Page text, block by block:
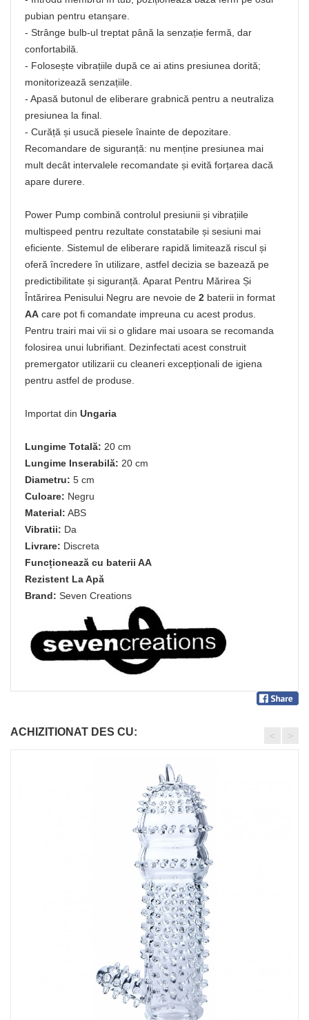
pubian pentru etanșare.
- Strânge bulb-ul treptat până la senzație fermă, dar
confortabilă.
- Folosește vibrațiile după ce ai atins presiunea dorită;
monitorizează senzațiile.
- Apasă butonul de eliberare grabnică pentru a neutraliza
presiunea la final.
- Curăță și usucă piesele înainte de depozitare.
Recomandare de siguranță: nu menține presiunea mai
mult decât intervalele recomandate și evită forțarea dacă
apare durere.
Power Pump combină controlul presiunii și vibrațiile
multispeed pentru rezultate constatabile și sesiuni mai
eficiente. Sistemul de eliberare rapidă limitează riscul și
oferă încredere în utilizare, astfel decizia se bazează pe
predictibilitate și siguranță. Aparat Pentru Mărirea Și
Întărirea Penisului Negru are nevoie de 2 baterii in format
AA care pot fi comandate impreuna cu acest produs.
Pentru trairi mai vii si o glidare mai usoara se recomanda
folosirea unui lubrifiant. Dezinfectati acest construit
premergator utilizarii cu cleaneri excepționali de igiena
pentru astfel de produse.
Importat din Ungaria
Lungime Totală: 20 cm
Lungime Inserabilă: 20 cm
Diametru: 5 cm
Culoare: Negru
Material: ABS
Vibratii: Da
Livrare: Discreta
Funcționează cu baterii AA
Rezistent La Apă
Brand: Seven Creations
ACHIZITIONAT DES CU: < >